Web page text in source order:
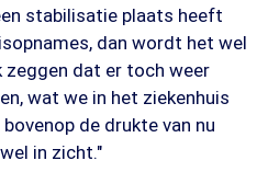
stabilisatie plaats heeft
dan wordt het wel
zeggen dat er toch weer
wat we in het ziekenhuis
de drukte van nu
in zicht."